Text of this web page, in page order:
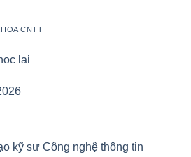
CNTT
lai
kỹ sư Công nghệ thông tin